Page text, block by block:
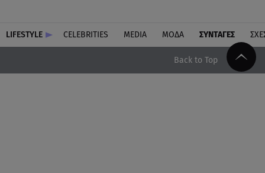
LIFESTYLE CELEBRITIES MEDIA ΜΟΔΑ ΣΥΝΤΑΓΕΣ
Back to Top